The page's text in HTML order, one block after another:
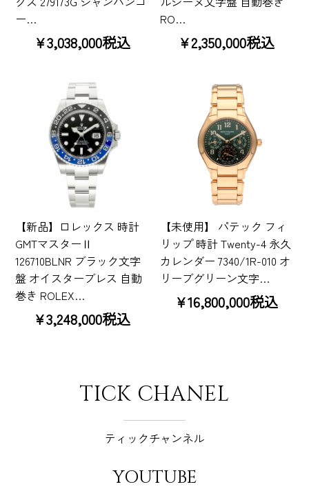
ー…
¥3,038,000税込
RO…
¥2,350,000税込
【新品】ロレックス 時計
GMTマスターⅡ
126710BLNR ブラック文字
盤 オイスターブレス 自動
巻き ROLEX…
¥3,248,000税込
【未使用】 パテック フィ
リップ 時計 Twenty-4 永久
カレンダー 7340/1R-010 オ
リーブグリーン文字…
¥16,800,000税込
TICK CHANEL
ティックチャンネル
YOUTUBE